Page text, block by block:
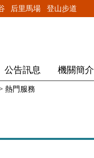
后里馬場 登山步道
公告訊息 機關簡介
熱門服務